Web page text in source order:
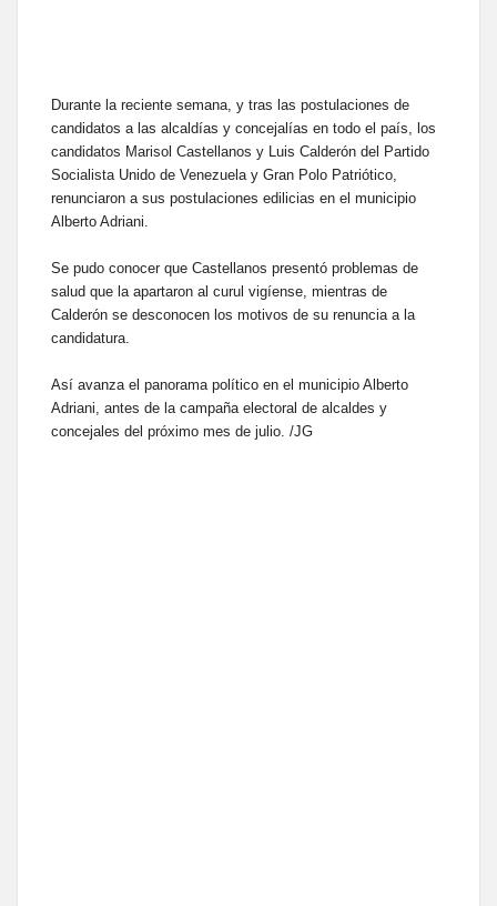
Durante la reciente semana, y tras las postulaciones de
candidatos a las alcaldías y concejalías en todo el país, los
candidatos Marisol Castellanos y Luis Calderón del Partido
Socialista Unido de Venezuela y Gran Polo Patriótico,
renunciaron a sus postulaciones edilicias en el municipio
Alberto Adriani.
Se pudo conocer que Castellanos presentó problemas de
salud que la apartaron al curul vigíense, mientras de
Calderón se desconocen los motivos de su renuncia a la
candidatura.
Así avanza el panorama político en el municipio Alberto
Adriani, antes de la campaña electoral de alcaldes y
concejales del próximo mes de julio. /JG